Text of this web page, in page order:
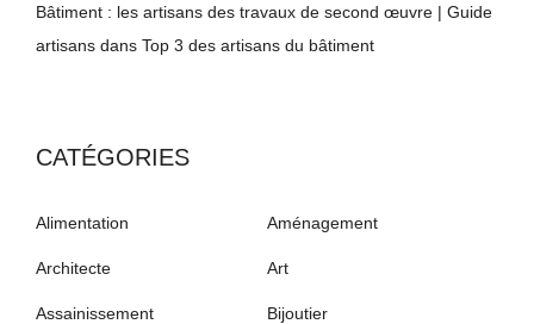
Bâtiment : les artisans des travaux de second œuvre | Guide
artisans dans Top 3 des artisans du bâtiment
CATÉGORIES
Alimentation Aménagement
Architecte Art
Assainissement Bijoutier